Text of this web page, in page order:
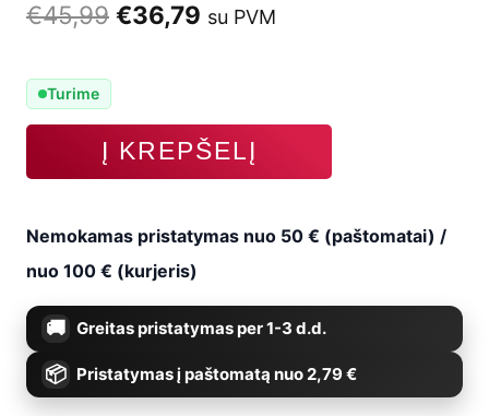
€45,99 Original
€45,99.
€36,79 Current
€36,79.
su PVM
Turime
produkto
kiekis:
2
vnt.,
Į KREPŠELĮ
Nemokamas pristatymas nuo 50 € (paštomatai) /
nuo 100 € (kurjeris)
Greitas pristatymas per 1-3 d.d.
Pristatymas į paštomatą nuo 2,79 €